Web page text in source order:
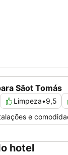
Sãot Tomás
Limpeza•9,5
e
hotel